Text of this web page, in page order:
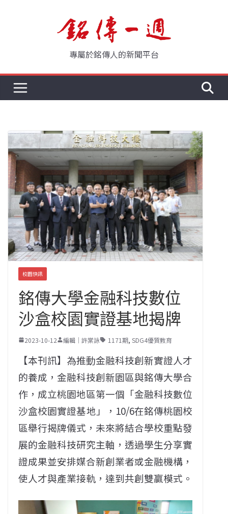
專屬於銘傳人的新聞平台
校園快訊
銘傳大學金融科技數位
沙盒校園實證基地揭牌
2023-10-12 編輯｜許棠詠 1171期, SDG4優質教育
【本刊訊】為推動金融科技創新實證人才
的養成，金融科技創新園區與銘傳大學合
作，成立桃園地區第一個「金融科技數位
沙盒校園實證基地」，10/6在銘傳桃園校
區舉行揭牌儀式，未來將結合學校重點發
展的金融科技研究主軸，透過學生分享實
證成果並安排媒合新創業者或金融機構，
使人才與產業接軌，達到共創雙贏模式。